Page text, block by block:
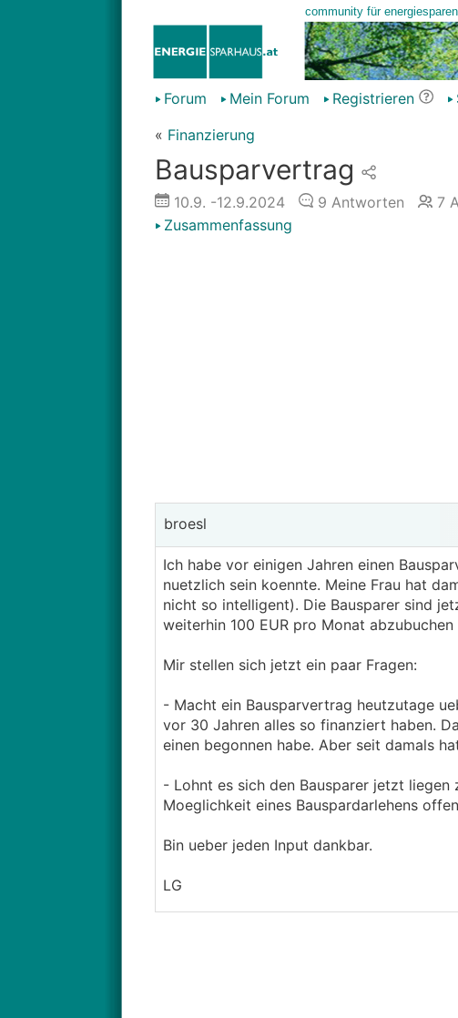
Forum Mein Forum Registrieren
« Finanzierung
Bausparvertrag
10.9. -12.9.2024 9 Antworten 7
Zusammenfassung
broesl
Ich habe vor einigen Jahren einen
nuetzlich sein koennte. Meine Frau hat
nicht so intelligent). Die Bausparer sind
weiterhin 100 EUR pro Monat
Mir stellen sich jetzt ein paar Fragen:
- Macht ein Bausparvertrag heutzutage
vor 30 Jahren alles so finanziert haben.
einen begonnen habe. Aber seit damals
- Lohnt es sich den Bausparer jetzt
Moeglichkeit eines Bauspardarlehens
Bin ueber jeden Input dankbar.
LG